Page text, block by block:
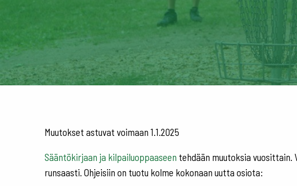
Muutokset astuvat voimaan 1.1.2025
Sääntökirjaan ja kilpailuoppaaseen tehdään muutoksia vuosittain.
runsaasti. Ohjeisiin on tuotu kolme kokonaan uutta osiota: